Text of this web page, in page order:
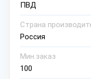
ПВД
Страна
Россия
Мин.заказ
100